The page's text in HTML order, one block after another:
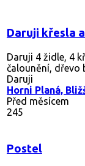
Daruji křesla
Daruji 4 židle, 4
čalounění, dřevo
Daruji
Horni Planá,
Před měsícem
245
Postel